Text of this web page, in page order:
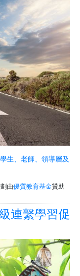
生、老師、領導層及
由優質教育基金贊助
連繫學習促